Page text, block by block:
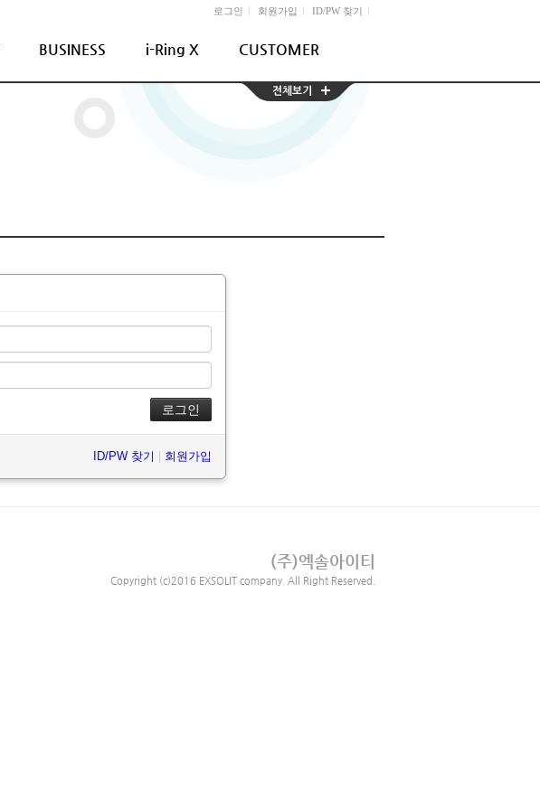
로그인 회원가입 ID/PW 찾기
BUSINESS i-Ring X CUSTOMER
ID/PW 찾기 회원가입
(주)엑솔아이티
Copyright (c)2016 EXSOLIT company. All Right Reserved.